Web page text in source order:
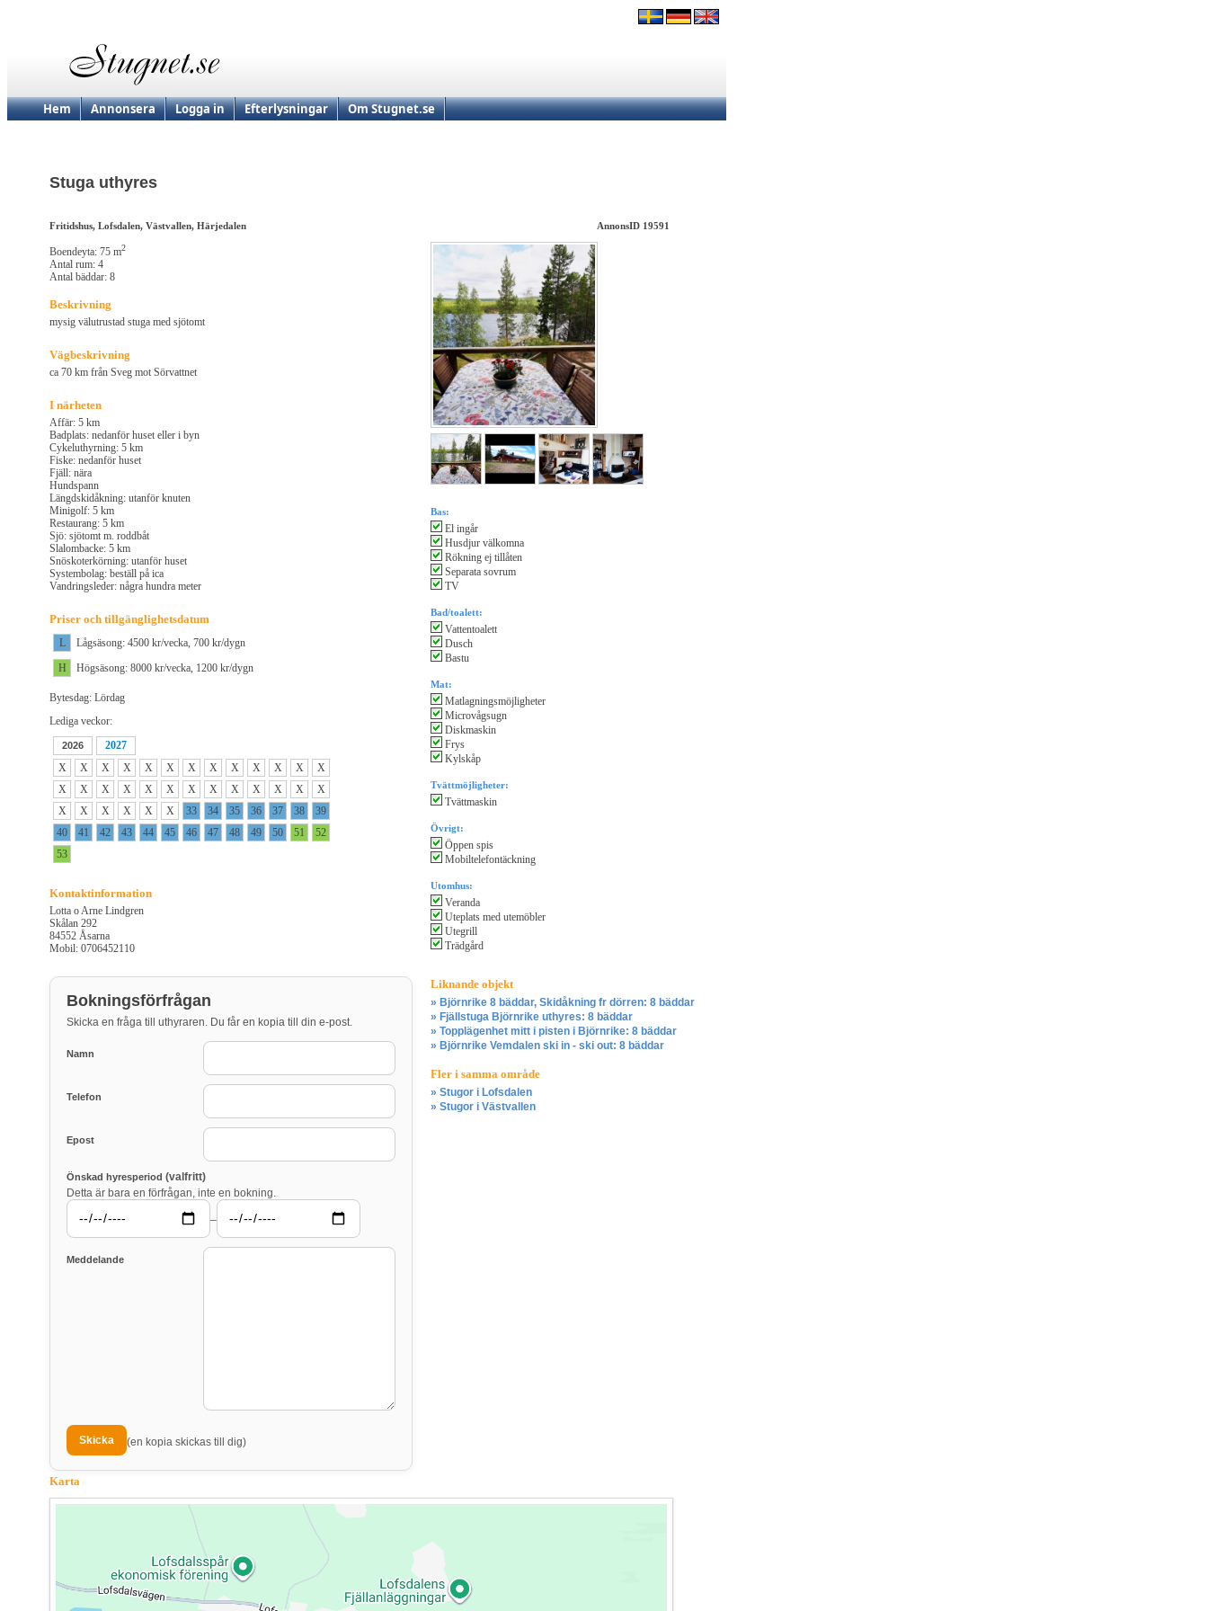
Hem Annonsera Logga in Efterlysningar Om Stugnet.se
Stuga uthyres
Fritidshus, Lofsdalen, Västvallen, Härjedalen AnnonsID 19591
Boendeyta: 75 m2
Antal rum: 4
Antal bäddar: 8
Beskrivning
mysig välutrustad stuga med sjötomt
Vägbeskrivning
ca 70 km från Sveg mot Sörvattnet
I närheten
Affär: 5 km
Badplats: nedanför huset eller i byn
Cykeluthyrning: 5 km
Fiske: nedanför huset
Fjäll: nära
Hundspann
Längdskidåkning: utanför knuten
Minigolf: 5 km
Restaurang: 5 km
Sjö: sjötomt m. roddbåt
Slalombacke: 5 km
Snöskoterkörning: utanför huset
Systembolag: beställ på ica
Vandringsleder: några hundra meter
Priser och tillgänglighetsdatum
L
Lågsäsong: 4500 kr/vecka, 700 kr/dygn
H
Högsäsong: 8000 kr/vecka, 1200 kr/dygn
Bytesdag: Lördag
Lediga veckor:
2026
2027
X
X X X X X X X X X X X
X
X
X X X X X X X X X X X
X
X
X X X X X 33 34 35 36 37 38
39
40
41 42 43 44 45 46 47 48 49 50 51
52
53
Kontaktinformation
Lotta o Arne Lindgren
Skålan 292
84552 Åsarna
Mobil: 0706452110
Bokningsförfrågan
Skicka en fråga till uthyraren. Du får en kopia till din e-post.
Namn
Telefon
Epost
Önskad hyresperiod (valfritt)
Detta är bara en förfrågan, inte en bokning.
–
Meddelande
(en kopia skickas till dig)
Bas:
El ingår
Husdjur välkomna
Rökning ej tillåten
Separata sovrum
TV
Bad/toalett:
Vattentoalett
Dusch
Bastu
Mat:
Matlagningsmöjligheter
Microvågsugn
Diskmaskin
Frys
Kylskåp
Tvättmöjligheter:
Tvättmaskin
Övrigt:
Öppen spis
Mobiltelefontäckning
Utomhus:
Veranda
Uteplats med utemöbler
Utegrill
Trädgård
Liknande objekt
» Björnrike 8 bäddar, Skidåkning fr dörren: 8 bäddar
» Fjällstuga Björnrike uthyres: 8 bäddar
» Topplägenhet mitt i pisten i Björnrike: 8 bäddar
» Björnrike Vemdalen ski in - ski out: 8 bäddar
Fler i samma område
» Stugor i Lofsdalen
» Stugor i Västvallen
Karta